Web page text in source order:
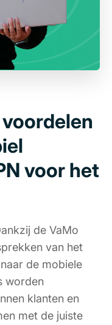
voor het
de VaMo
van het
de mobiele
worden
klanten en
met de juiste